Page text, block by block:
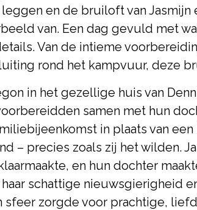
en de bruiloft van Jasmijn
van. Een dag gevuld met
Van de intieme
rond het kampvuur, deze
in het gezellige huis van
samen met hun
in plaats van een
– precies zoals zij het wilden.
en hun dochter
schattige nieuwsgierigheid
sfeer zorgde voor prachtige,